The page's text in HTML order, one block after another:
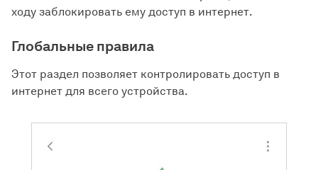
ходу заблокировать ему доступ в интернет.
Глобальные правила
Этот раздел позволяет контролировать доступ в
интернет для всего устройства.